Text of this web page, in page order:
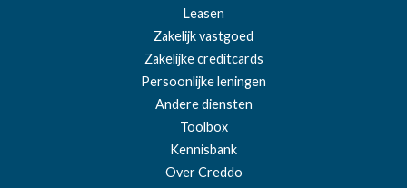
Binnenlands personenvervoer: trein, bus,
Agrarische diensten
Landbouwdiensten onder de
landbouwregeling.
Leasen
Zakelijk vastgoed
Zakelijke creditcards
Persoonlijke leningen
Andere diensten
Toolbox
Kennisbank
Over Creddo